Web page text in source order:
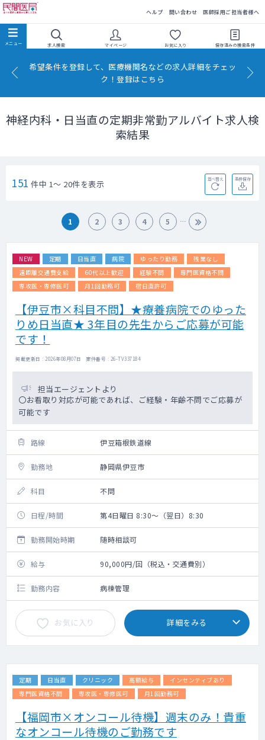
ヘルプ 問い合わせ 医師採用ご担当者様へ
求人検索 マイページ お気に入り 保存済みの検索条件
希望条件を登録して、医療機関名などの求人詳細をチェッ
ク！登録はこちら
神経内科・日当直の定期非常勤アルバイト求人検
索結果
151 件中 1～ 20件を表示 並べ替え 条件保存
1 2 3 4 5
NEW 定期 日当直 病院 ゆったり勤務
残業なし
遠距離交通費支給
60代以上歓迎 経験不問
専門医資格不問
専攻医・専修医可
月1回勤務可 宿日直許可
【伊豆市×科目不問】★療養病院でのゆった
りめ日当直★ 3年目の先生からご応募が可能
です！
掲載更新日 : 2026年08月07日 案件番号 : 26-TV337184
担当エージェントより
〇お看取り対応が可能であれば、ご経験・年齢不問でご応募が
可能です
路線 伊豆箱根鉄道線
勤務地 静岡県伊豆市
科目 不問
日程/時間 第4日曜日 8:30～（翌日）8:30
勤務開始時期 随時相談可
給与 90,000円/回（税込・交通費別）
勤務内容 病棟管理
お気に入り 詳細をみる
定期 日当直 クリニック 高額給与
インセンティブあり
専門医資格不問
専攻医・専修医可 月1回勤務可
【福岡市×オンコール待機】週末のみ！貴重
なオンコール待機のご勤務です